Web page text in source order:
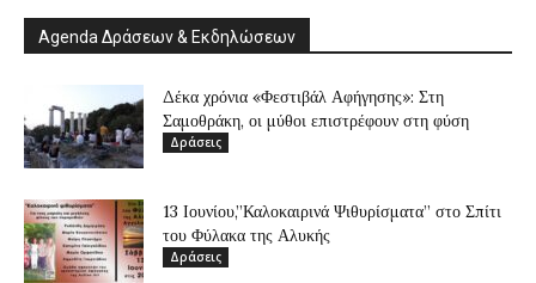
Agenda Δράσεων & Εκδηλώσεων
Δέκα χρόνια «Φεστιβάλ Αφήγησης»: Στη
Σαμοθράκη, οι μύθοι επιστρέφουν στη φύση
Δράσεις
13 Ιουνίου,”Καλοκαιρινά Ψιθυρίσματα” στο Σπίτι
του Φύλακα της Αλυκής
Δράσεις